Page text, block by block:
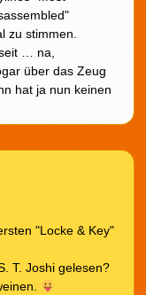
zu stimmen.
… na,
über das Zeug
hat ja nun keinen
"Locke & Key"
T. Joshi gelesen?